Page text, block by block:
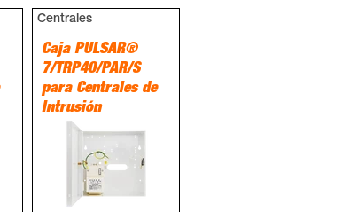
Centrales
Caja PULSAR®
7/TRP40/PAR/S
para Centrales de
Intrusión